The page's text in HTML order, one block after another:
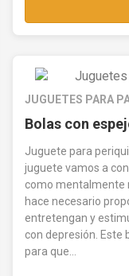
JUGUETES PARA
Bolas con
Juguete para
juguete vamos a
como mentalmente
hace necesario
entretengan y
con depresión. Este
para que...